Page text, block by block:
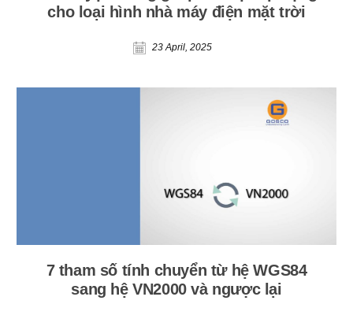
cho loại hình nhà máy điện mặt trời
23 April, 2025
7 tham số tính chuyển từ hệ WGS84
sang hệ VN2000 và ngược lại